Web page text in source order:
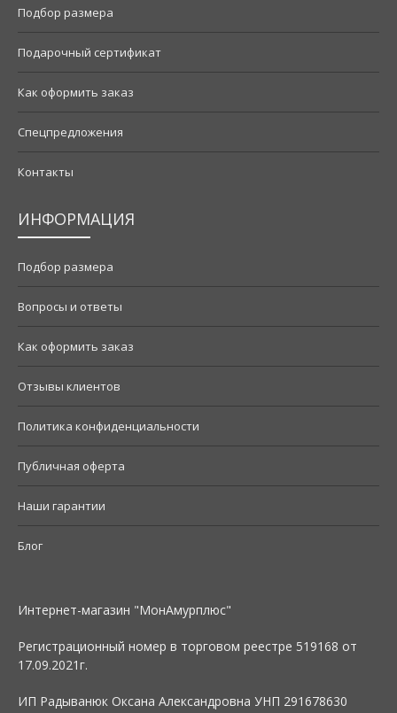
Подбор размера
Подарочный сертификат
Как оформить заказ
Спецпредложения
Контакты
ИНФОРМАЦИЯ
Подбор размера
Вопросы и ответы
Как оформить заказ
Отзывы клиентов
Политика конфиденциальности
Публичная оферта
Наши гарантии
Блог
Интернет-магазин "МонАмурплюс"
Регистрационный номер в торговом реестре 519168 от
17.09.2021г.
ИП Радыванюк Оксана Александровна УНП 291678630